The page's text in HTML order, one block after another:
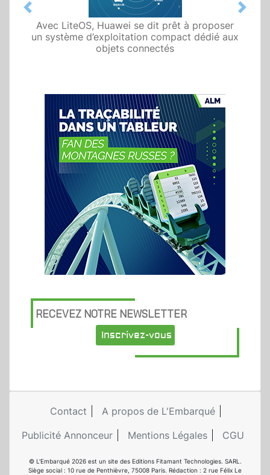
Avec LiteOS, Huawei se dit prêt à proposer
un système d’exploitation compact dédié aux
objets connectés
Previous Next
RECEVEZ NOTRE NEWSLETTER
Inscrivez-vous
Contact
A propos de L'Embarqué
Publicité Annonceur
Mentions Légales CGU
© L'Embarqué 2026 est un site des Editions Fitamant Technologies. SARL.
Siège social : 10 rue de Penthièvre, 75008 Paris. Rédaction : 2 rue Félix Le